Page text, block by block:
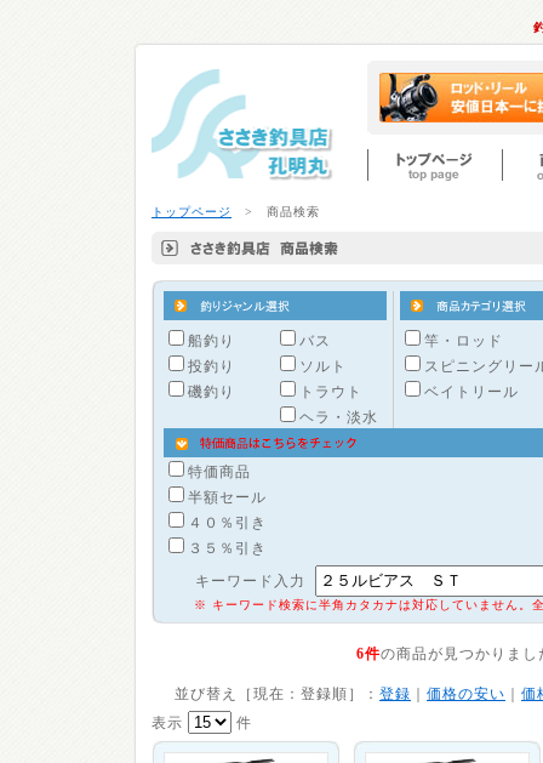
トップページ > 商品検索
船釣り
投釣り
磯釣り
バス
ソルト
トラウト
ヘラ・淡水
竿・ロッド
スピニングリー
ベイトリール
特価商品
半額セール
４０％引き
３５％引き
キーワード入力
※ キーワード検索に半角カタカナは対応していません。
6件の商品が見つかりまし
並び替え［現在：登録順］： 登録 価格の安い
価
表示
件